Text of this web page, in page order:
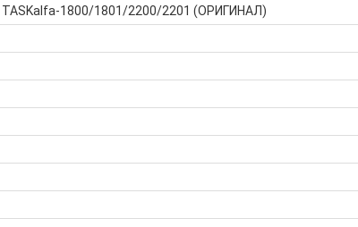
TASKalfa-1800/1801/2200/2201 (ОРИГИНАЛ)